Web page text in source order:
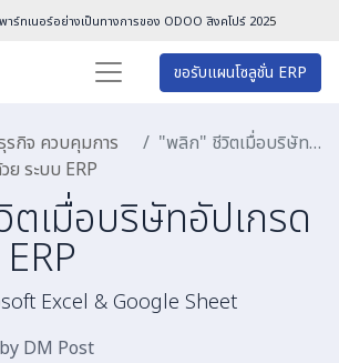
พาร์ทเนอร์อย่างเป็นทางการของ ODOO สิงคโปร์ 2025
ขอรับแผนโซลูชั่น ERP
รกิจ ควบคุมการ
ระบบ ERP
"พลิก" ชีวิตเมื่อบริษัทอัปเกรดเป็นระบบ ERP
เมื่อบริษัทอัปเกรด
Excel & Google Sheet
by DM Post